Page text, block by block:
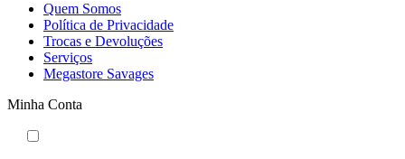
Quem Somos
Política de Privacidade
Trocas e Devoluções
Serviços
Megastore Savages
Minha Conta